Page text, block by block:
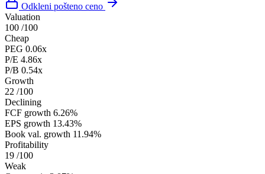
Odkleni pošteno ceno
Valuation
100 /100
Cheap
PEG 0.06x
P/E 4.86x
P/B 0.54x
Growth
22 /100
Declining
FCF growth 6.26%
EPS growth 13.43%
Book val. growth 11.94%
Profitability
19 /100
Weak